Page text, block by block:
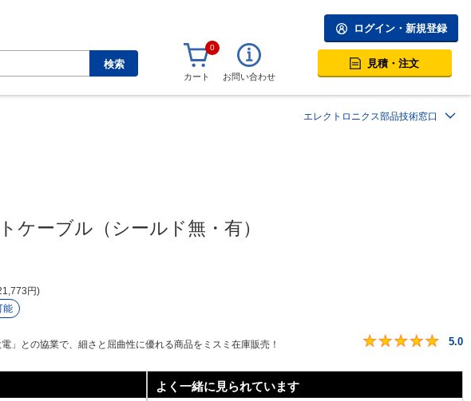
検索
ログイン・新規登録
0
カート お問い合わせ
見積・注文
エレクトロニクス部品技術窓口
ケーブル（シールド無・有）
円
能
」との協業で、細さと屈曲性に優れる商品をミスミ在庫販売！ 5.0
よく一緒に見られています